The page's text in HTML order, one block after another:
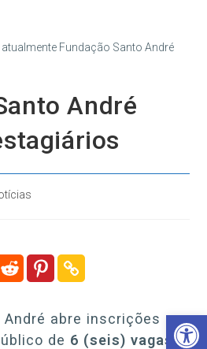
Barra de Ferramentas Aberta
André
André abre inscrições
de 6 (seis) vagas